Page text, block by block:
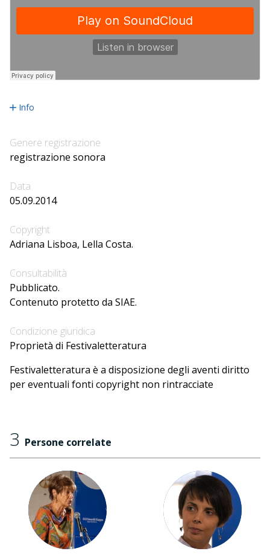
Info
Genere registrazione
registrazione sonora
Data
05.09.2014
Copyright
Adriana Lisboa, Lella Costa.
Consultabilità
Pubblicato.
Contenuto protetto da SIAE.
Condizione giuridica
Proprietà di Festivaletteratura
Festivaletteratura è a disposizione degli aventi diritto
per eventuali fonti copyright non rintracciate
3 Persone correlate